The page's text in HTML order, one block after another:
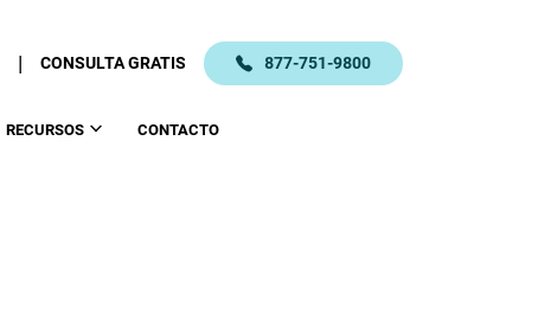
| CONSULTA GRATIS 877-751-9800
RECURSOS CONTACTO